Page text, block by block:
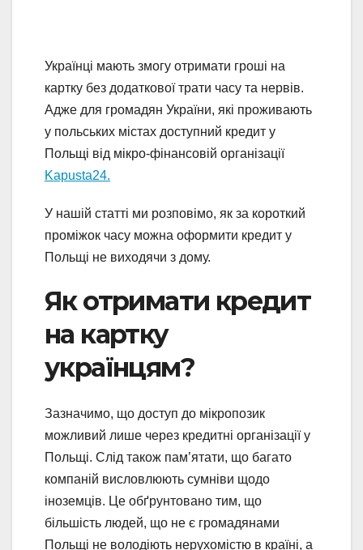
Українці мають змогу отримати гроші на
картку без додаткової трати часу та нервів.
Адже для громадян України, які проживають
у польських містах доступний кредит у
Польщі від мікро-фінансовій організації
Kapusta24.
У нашій статті ми розповімо, як за короткий
проміжок часу можна оформити кредит у
Польщі не виходячи з дому.
Як отримати кредит
на картку
українцям?
Зазначимо, що доступ до мікропозик
можливий лише через кредитні організації у
Польщі. Слід також пам’ятати, що багато
компаній висловлюють сумніви щодо
іноземців. Це обґрунтовано тим, що
більшість людей, що не є громадянами
Польщі не володіють нерухомістю в країні, а